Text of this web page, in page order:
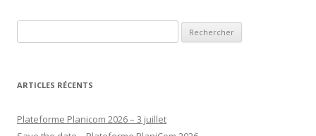
ARTICLES RÉCENTS
Plateforme Planicom 2026 – 3 juillet